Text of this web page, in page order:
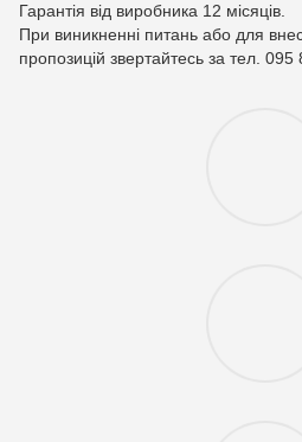
Гарантія від виробника 12 місяців.
При виникненні питань або для
пропозицій звертайтесь за тел. 095